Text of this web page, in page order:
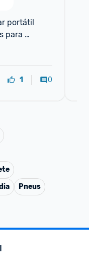
portátil
para
de alta
1 0
Pneus